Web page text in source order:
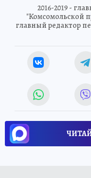
2016-2019 -
"Комсомольской
главный редактор